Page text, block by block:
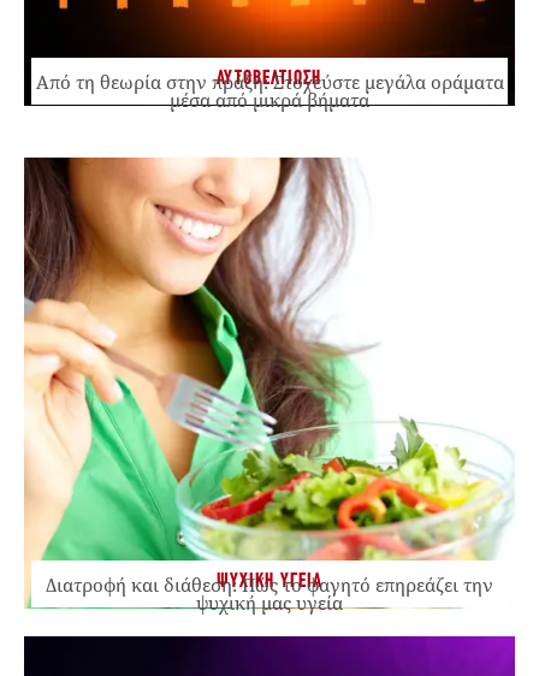
ΑΥΤΟΒΕΛΤΙΩΣΗ
Από τη θεωρία στην πράξη: Στοχεύστε μεγάλα οράματα
μέσα από μικρά βήματα
ΨΥΧΙΚΗ ΥΓΕΙΑ
Διατροφή και διάθεση: Πώς το φαγητό επηρεάζει την
ψυχική μας υγεία